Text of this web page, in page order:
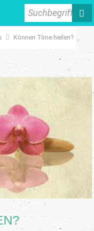
Suchbegriff
Können Töne heilen?